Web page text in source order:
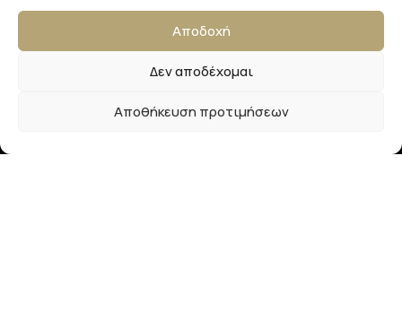
Αποδοχή
Δεν αποδέχομαι
Αποθήκευση προτιμήσεων
41223, Λάρισα
info@lalimainas.gr